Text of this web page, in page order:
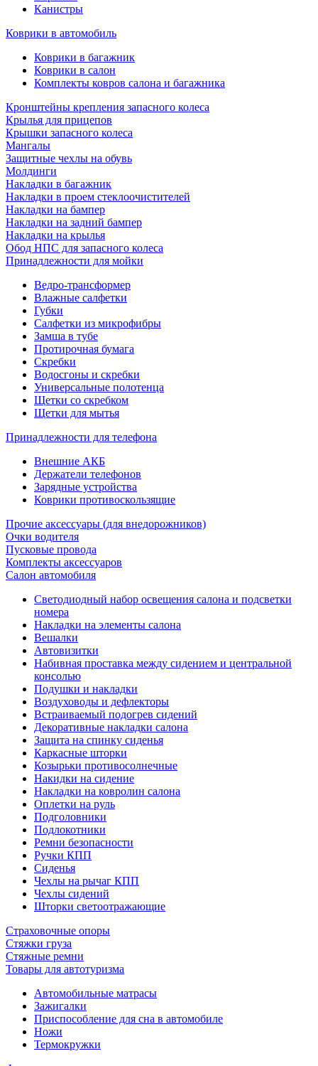
Канистры
Коврики в автомобиль
Коврики в багажник
Коврики в салон
Комплекты ковров салона и багажника
Кронштейны крепления запасного колеса
Крылья для прицепов
Крышки запасного колеса
Мангалы
Защитные чехлы на обувь
Молдинги
Накладки в багажник
Накладки в проем стеклоочистителей
Накладки на бампер
Накладки на задний бампер
Накладки на крылья
Обод НПС для запасного колеса
Принадлежности для мойки
Ведро-трансформер
Влажные салфетки
Губки
Салфетки из микрофибры
Замша в тубе
Протирочная бумага
Скребки
Водосгоны и скребки
Универсальные полотенца
Щетки со скребком
Щетки для мытья
Принадлежности для телефона
Внешние АКБ
Держатели телефонов
Зарядные устройства
Коврики противоскользящие
Прочие аксессуары (для внедорожников)
Очки водителя
Пусковые провода
Комплекты аксессуаров
Салон автомобиля
Светодиодный набор освещения салона и подсветки
номера
Накладки на элементы салона
Вешалки
Автовизитки
Набивная проставка между сидением и центральной
консолью
Подушки и накладки
Воздуховоды и дефлекторы
Встраиваемый подогрев сидений
Декоративные накладки салона
Защита на спинку сиденья
Каркасные шторки
Козырьки противосолнечные
Накидки на сидение
Накладки на ковролин салона
Оплетки на руль
Подголовники
Подлокотники
Ремни безопасности
Ручки КПП
Сиденья
Чехлы на рычаг КПП
Чехлы сидений
Шторки светоотражающие
Страховочные опоры
Стяжки груза
Стяжные ремни
Товары для автотуризма
Автомобильные матрасы
Зажигалки
Приспособление для сна в автомобиле
Ножи
Термокружки